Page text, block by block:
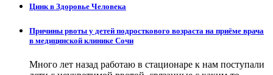
Цинк в Здоровье Человека
Причины рвоты у детей подросткового возраста на приёме врача
в медицинской клинике Сочи
Много лет назад работаю в стационаре к нам поступали